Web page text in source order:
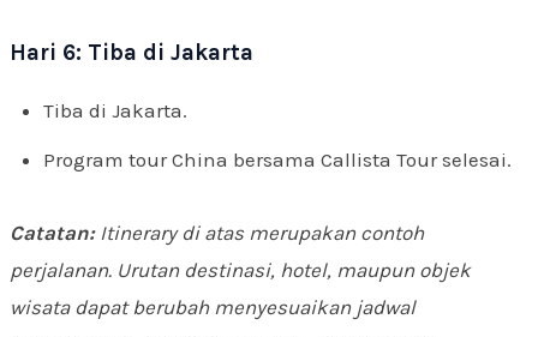
Hari 6: Tiba di Jakarta
Tiba di Jakarta.
Program tour China bersama Callista Tour selesai.
Catatan: Itinerary di atas merupakan contoh
perjalanan. Urutan destinasi, hotel, maupun objek
wisata dapat berubah menyesuaikan jadwal